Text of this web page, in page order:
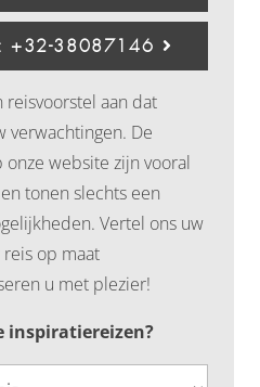
+32-38087146
reisvoorstel aan dat
verwachtingen. De
website zijn vooral
tonen slechts een
Vertel ons uw
op maat
u met plezier!
inspiratiereizen?